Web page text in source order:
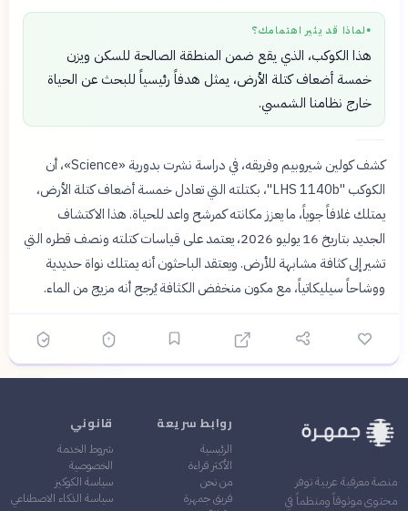
● لماذا قد يثير اهتمامك؟
هذا الكوكب، الذي يقع ضمن المنطقة الصالحة للسكن ويزن
خمسة أضعاف كتلة الأرض، يمثل هدفاً رئيسياً للبحث عن الحياة
خارج نظامنا الشمسي.
كشف كولين شيروبيم وفريقه، في دراسة نشرت بدورية «Science»، أن
الكوكب "LHS 1140b"، بكتلته التي تعادل خمسة أضعاف كتلة الأرض،
يمتلك غلافاً جوياً، ما يعزز مكانته كمرشح واعد للحياة. هذا الاكتشاف
الجديد بتاريخ 16 يوليو 2026، يعتمد على قياسات كتلته ونصف قطره التي
تشير إلى كثافة مشابهة للأرض. ويعتقد الباحثون أنه يمتلك نواة حديدية
ووشاحاً سيليكاتياً، مع مكون منخفض الكثافة يُرجح أنه مزيج من الماء.
منصة معرفية عربية توفر
محتوى موثوقاً ومنظماً في
روابط سريعة
الرئيسية
الأكثر قراءة
من نحن
فريق جمهرة
قانوني
شروط الخدمة
الخصوصية
سياسة الكوكيز
سياسة الذكاء الاصطناعي